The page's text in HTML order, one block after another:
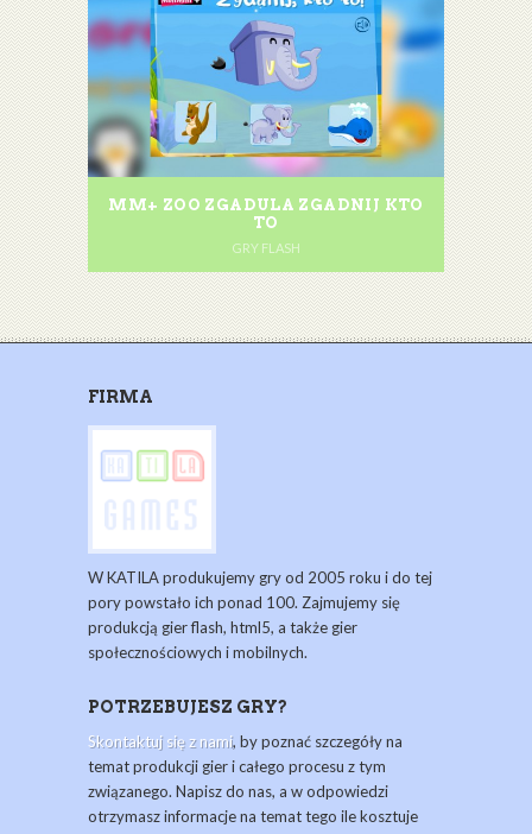
MM+ ZOO ZGADULA ZGADNIJ KTO
TO
GRY FLASH
FIRMA
W KATILA produkujemy gry od 2005 roku i do tej
pory powstało ich ponad 100. Zajmujemy się
produkcją gier flash, html5, a także gier
społecznościowych i mobilnych.
POTRZEBUJESZ GRY?
Skontaktuj się z nami, by poznać szczegóły na
temat produkcji gier i całego procesu z tym
związanego. Napisz do nas, a w odpowiedzi
otrzymasz informacje na temat tego ile kosztuje